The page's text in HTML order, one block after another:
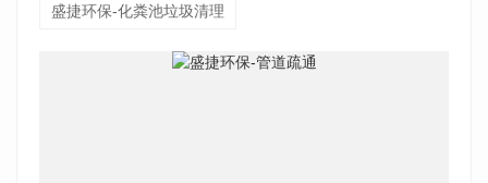
盛捷环保-化粪池垃圾清理